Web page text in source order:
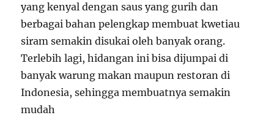
yang kenyal dengan saus yang gurih dan
berbagai bahan pelengkap membuat kwetiau
siram semakin disukai oleh banyak orang.
Terlebih lagi, hidangan ini bisa dijumpai di
banyak warung makan maupun restoran di
Indonesia, sehingga membuatnya semakin
mudah